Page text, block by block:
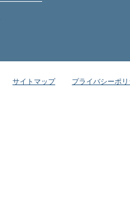
サイトマップ プライバシーポ